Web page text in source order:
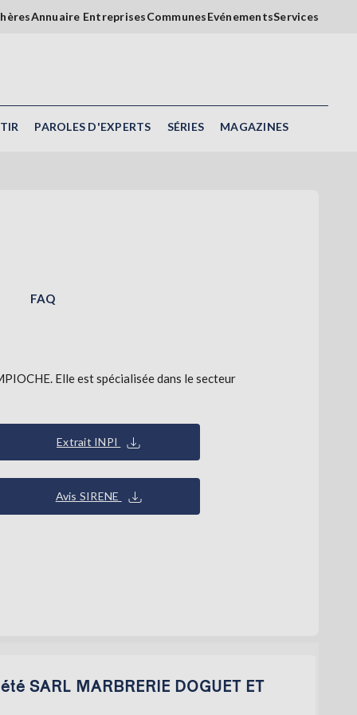
Annuaire EntreprisesCommunesEvénementsServices
PAROLES D'EXPERTS SÉRIES MAGAZINES
FAQ
Elle est spécialisée dans le secteur
Extrait INPI
Avis SIRENE
SARL MARBRERIE DOGUET ET